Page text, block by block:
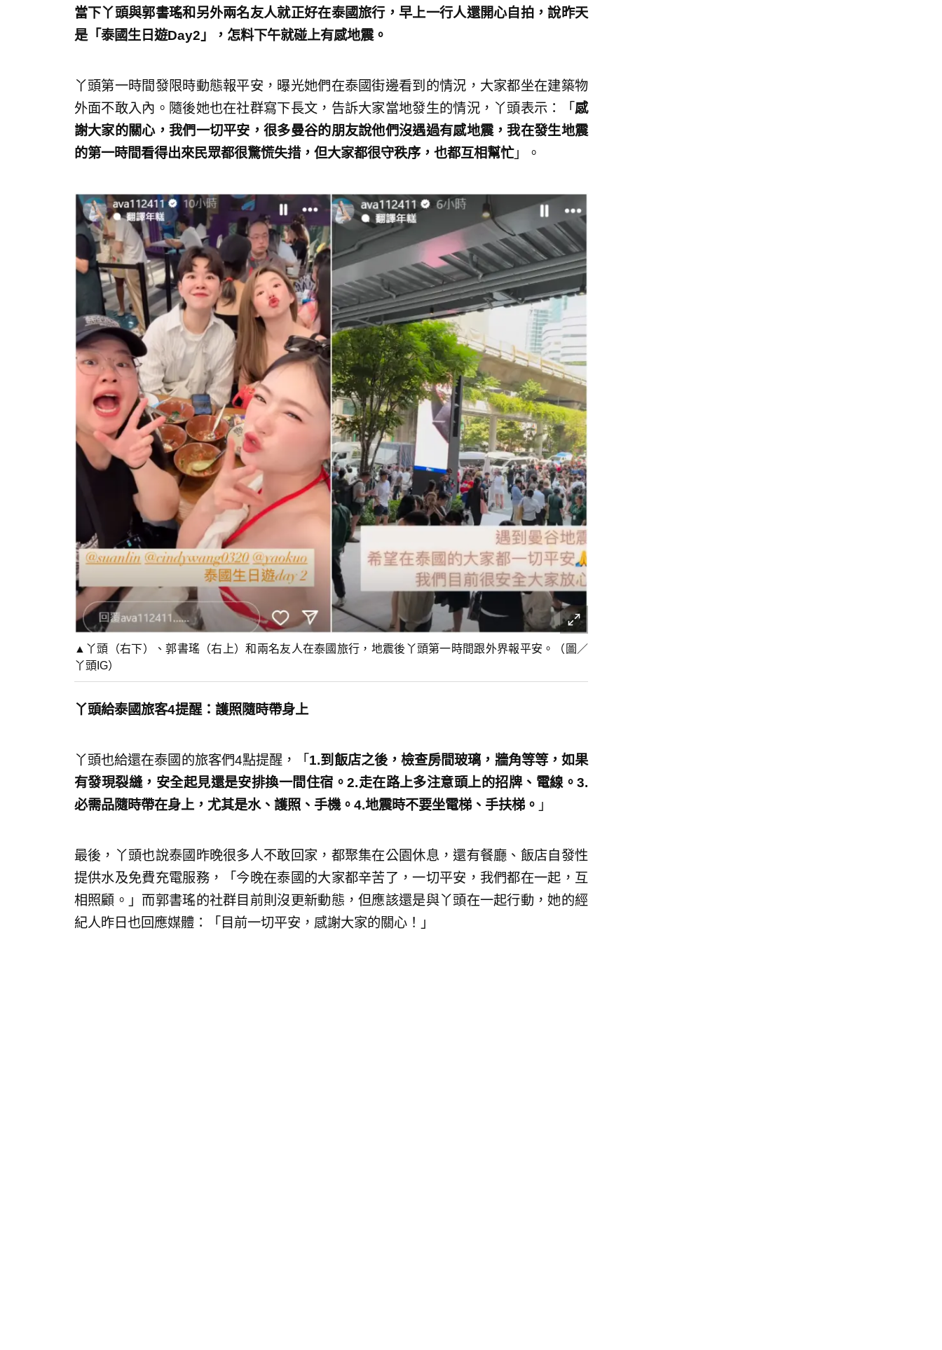
當下丫頭與郭書瑤和另外兩名友人就正好在泰國旅行，早上一行人還開心自拍，說昨天
是「泰國生日遊Day2」，怎料下午就碰上有感地震。
丫頭第一時間發限時動態報平安，曝光她們在泰國街邊看到的情況，大家都坐在建築物
外面不敢入內。隨後她也在社群寫下長文，告訴大家當地發生的情況，丫頭表示：「 感
謝大家的關心，我們一切平安，很多曼谷的朋友說他們沒遇過有感地震，我在發生地震
的第一時間看得出來民眾都很驚慌失措，但大家都很守秩序，也都互相幫忙」。
▲丫頭（右下）、郭書瑤（右上）和兩名友人在泰國旅行，地震後丫頭第一時間跟外界報平安。（圖／
丫頭IG）
丫頭給泰國旅客4提醒：護照隨時帶身上
丫頭也給還在泰國的旅客們4點提醒，「 1.到飯店之後，檢查房間玻璃，牆角等等，如果
有發現裂縫，安全起見還是安排換一間住宿。2.走在路上多注意頭上的招牌、電線。3.
必需品隨時帶在身上，尤其是水、護照、手機。4.地震時不要坐電梯、手扶梯。 」
最後，丫頭也說泰國昨晚很多人不敢回家，都聚集在公園休息，還有餐廳、飯店自發性
提供水及免費充電服務，「今晚在泰國的大家都辛苦了，一切平安，我們都在一起，互
相照顧。」而郭書瑤的社群目前則沒更新動態，但應該還是與丫頭在一起行動，她的經
紀人昨日也回應媒體：「目前一切平安，感謝大家的關心！」